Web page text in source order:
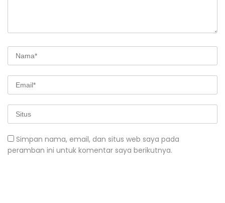
Simpan nama, email, dan situs web saya pada
peramban ini untuk komentar saya berikutnya.